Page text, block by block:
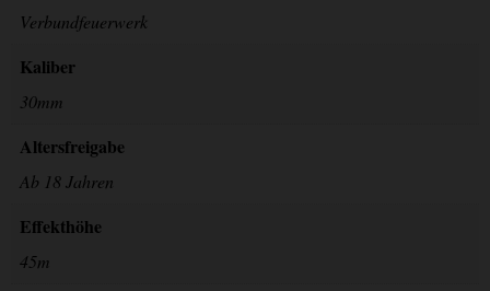
Verbundfeuerwerk
Kaliber
30mm
Altersfreigabe
Ab 18 Jahren
Effekthöhe
45m